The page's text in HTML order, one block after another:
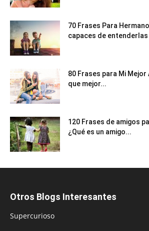
70 Frases Para
capaces de entenderlas
80 Frases para Mi Mejor
que mejor...
120 Frases de amigos
¿Qué es un amigo...
Otros Blogs Interesantes
Supercurioso